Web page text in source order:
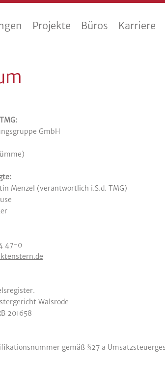
Projekte Büros Karriere
GmbH
Menzel (verantwortlich i.S.d. TMG)
47-0
Walsrode
201658
gemäß §27 a